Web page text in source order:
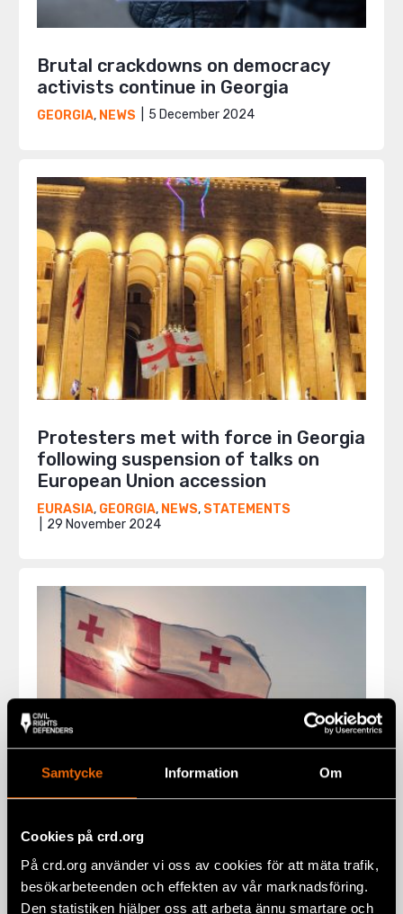
Samtycke Information Om
Cookies på crd.org
På crd.org använder vi oss av cookies för att mäta trafik,
besökarbeteenden och effekten av vår marknadsföring.
Den statistiken hjälper oss att arbeta ännu smartare och
Brutal crackdowns on democracy
activists continue in Georgia
GEORGIA, NEWS 5 December 2024
Protesters met with force in Georgia
following suspension of talks on
European Union accession
EURASIA, GEORGIA, NEWS, STATEMENTS
29 November 2024
New bill in Georgia violates LGBTI+
rights
GEORGIA, NEWS 20 September 2024